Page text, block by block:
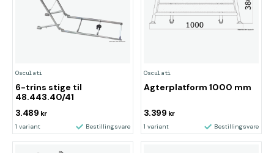
Osculati
6-trins stige til
48.443.40/41
3.489 kr
1 variant Bestillingsvare
Osculati
Agterplatform 1000 mm
3.399 kr
1 variant Bestillingsvare